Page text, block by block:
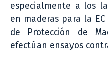
especialmente a los
en maderas para la
de Protección de
efectúan ensayos